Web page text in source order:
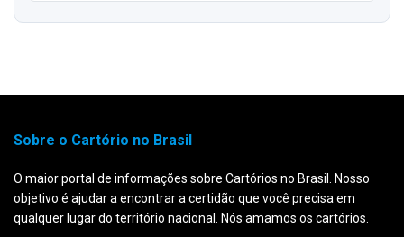
Sobre o Cartório no Brasil
O maior portal de informações sobre Cartórios no Brasil. Nosso
objetivo é ajudar a encontrar a certidão que você precisa em
qualquer lugar do território nacional. Nós amamos os cartórios.